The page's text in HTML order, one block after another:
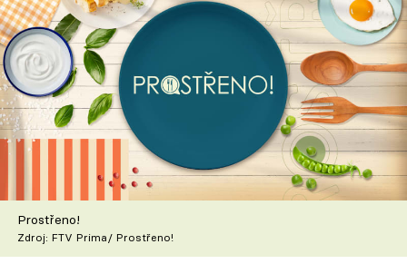
Články
TV Program
Škola vaření
Recepty z TV
Speciál: Cuketa
Těhotnej kuchař
Prostřeno!
Zdroj: FTV Prima/ Prostřeno!